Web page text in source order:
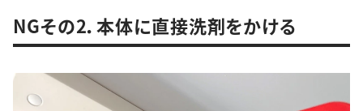
NGその2．本体に直接洗剤をかける